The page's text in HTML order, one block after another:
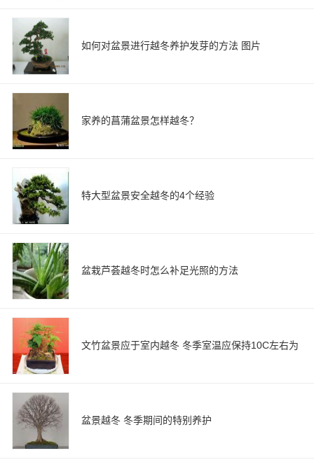
如何对盆景进行越冬养护发芽的方法 图片
家养的菖蒲盆景怎样越冬？
特大型盆景安全越冬的4个经验
盆栽芦荟越冬时怎么补足光照的方法
文竹盆景应于室内越冬 冬季室温应保持10C左右为
盆景越冬 冬季期间的特别养护